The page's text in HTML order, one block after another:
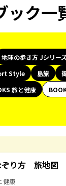
ック一
地球の歩き方 Jシリーズ
Style 島旅
旅と健康
ぞり方 旅地図
健康